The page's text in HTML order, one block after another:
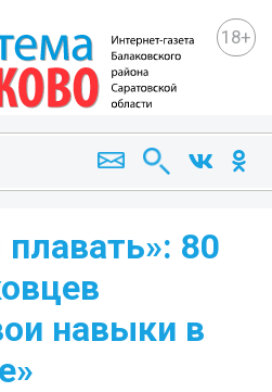
18+
80
навыки в